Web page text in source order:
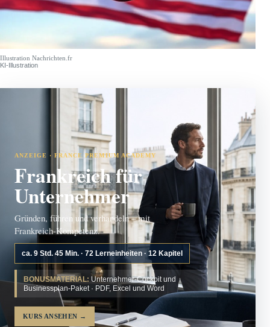
Illustration Nachrichten.fr
KI-Illustration
ANZEIGE · FRANCE PREMIUM ACADEMY
Frankreich für
Unternehmer
Gründen, führen und verhandeln – mit
Frankreich-Kompetenz.
ca. 9 Std. 45 Min. · 72 Lerneinheiten · 12 Kapitel
BONUSMATERIAL: Unternehmer-Cockpit und
Businessplan-Paket · PDF, Excel und Word
KURS ANSEHEN →